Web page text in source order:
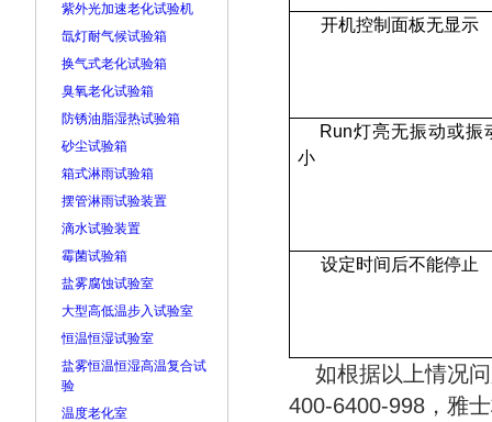
紫外光加速老化试验机
氙灯耐气候试验箱
换气式老化试验箱
臭氧老化试验箱
防锈油脂湿热试验箱
砂尘试验箱
箱式淋雨试验箱
摆管淋雨试验装置
滴水试验装置
霉菌试验箱
盐雾腐蚀试验室
大型高低温步入试验室
恒温恒湿试验室
盐雾恒温恒湿高温复合试
验
温度老化室
开机控制面板无显示
Run灯亮无振动或振
小
设定时间后不能停止
如根据以上情况问
400-6400-998，雅